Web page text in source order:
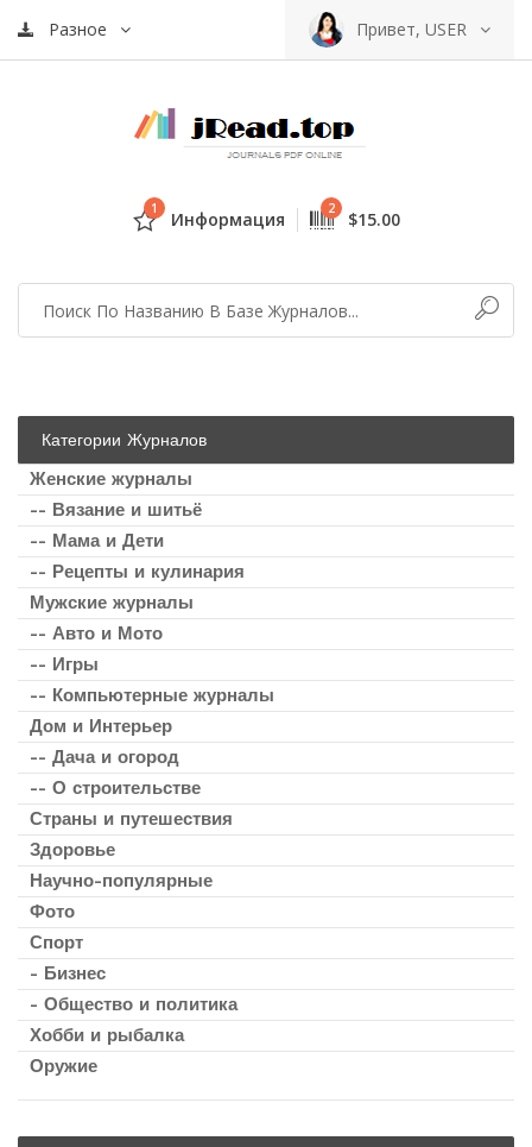
Разное Привет, USER
1 Информация 2 $15.00
Категории Журналов
Женские журналы
-- Вязание и шитьё
-- Мама и Дети
-- Рецепты и кулинария
Мужские журналы
-- Авто и Мото
-- Игры
-- Компьютерные журналы
Дом и Интерьер
-- Дача и огород
-- О строительстве
Страны и путешествия
Здоровье
Научно-популярные
Фото
Спорт
- Бизнес
- Общество и политика
Хобби и рыбалка
Оружие